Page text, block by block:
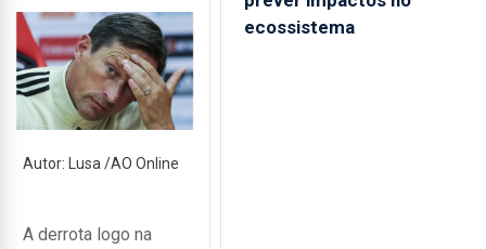
Autor: Lusa /AO Online
A derrota logo na
ecossistema